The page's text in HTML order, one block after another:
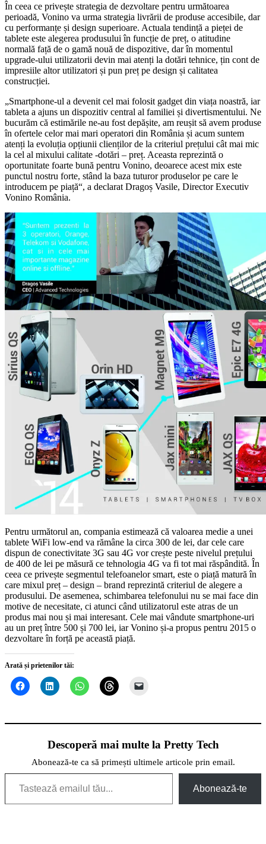
În ceea ce privește strategia de dezvoltare pentru următoarea
perioadă, Vonino va urma strategia livrării de produse accesibile, dar
cu performanțe și design superioare. Actuala tendință a pieței de
tablete este alegerea produsului în funcție de preț, o atitudine
normală față de o gamă nouă de dispozitive, dar în momentul
upgrade-ului utilizatorii devin mai atenți la dotări tehnice, țin cont de
impresiile altor utilizatori și pun preț pe design și calitatea
construcției.
„Smartphone-ul a devenit cel mai folosit gadget din viața noastră, iar
tableta a ajuns un dispozitiv central al familiei și divertismentului. Ne
bucurăm că estimările ne-au fost depășite, am reușit să avem produse
în ofertele celor mai mari operatori din România și acum suntem
atenți la evoluția opțiunii clienților de la criteriul prețului cât mai mic
la cel al mixului calitate -dotări – preț. Aceasta reprezintă o
oportunitate foarte bună pentru Vonino, deoarece acest mix este
punctul nostru forte, stând la baza tuturor produselor pe care le
introducem pe piață“, a declarat Dragoș Vasile, Director Executiv
Vonino România.
Pentru următorul an, compania estimează că valoarea medie a unei
tablete WiFi low-end va rămâne la circa 300 de lei, dar cele care
dispun de conectivitate 3G sau 4G vor crește peste nivelul prețului
de 400 de lei pe măsură ce tehnologia 4G va fi tot mai răspândită. În
ceea ce privește segmentul telefoanelor smart, este o piață matură în
care mixul preț – design – brand reprezintă criteriul de alegere a
produsului. De asemenea, schimbarea telefonului nu se mai face din
motive de necesitate, ci atunci când utilizatorul este atras de un
produs mai nou și mai interesant. Cele mai vândute smartphone-uri
au un preț între 500 și 700 lei, iar Vonino și-a propus pentru 2015 o
dezvoltare în forță pe această piață.
Arată și prietenilor tăi:
Descoperă mai multe la Pretty Tech
Abonează-te ca să primești ultimele articole prin email.
Tastează emailul tău...
Abonează-te